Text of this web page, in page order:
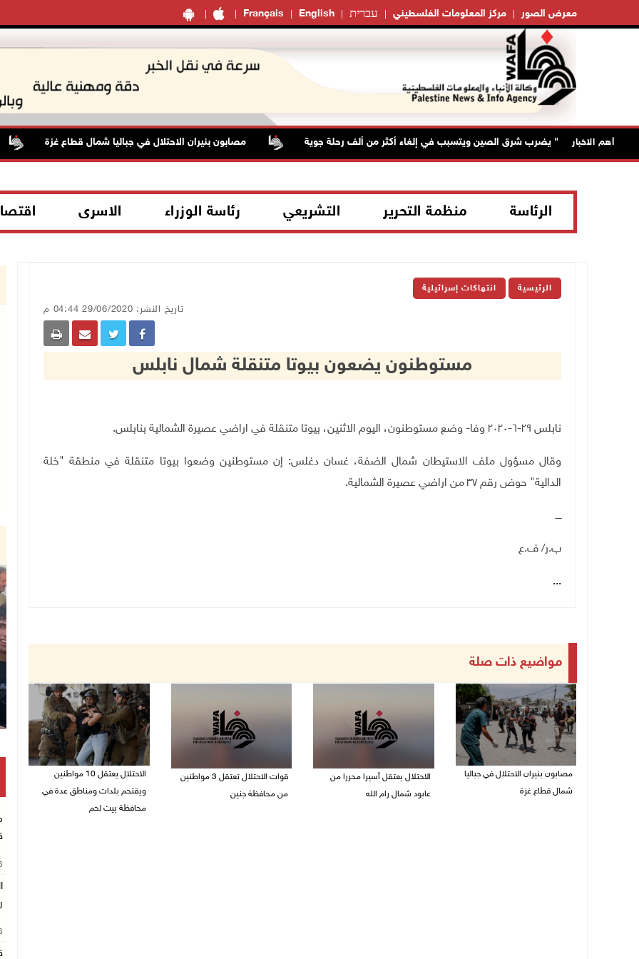
Français English עברית مركز المعلومات الفلسطيني معرض الصور
أهم الاخبار
إعصار "دولفين" يضرب شرق الصين ويتسبب في إلغاء أكثر من ألف رحلة جوية مصابون بنيران الاحتلال في جباليا شمال قطاع غزة
الرئاسة منظمة التحرير التشريعي رئاسة الوزراء الاسرى
الرئيسية انتهاكات إسرائيلية
تاريخ النشر: 29/06/2020 04:44 م
مستوطنون يضعون بيوتا متنقلة شمال نابلس
نابلس ٢٩-٦-٢٠٢٠ وفا- وضع مستوطنون، اليوم الاثنين، بيوتا متنقلة في اراضي عصيرة الشمالية بنابلس.
وقال مسؤول ملف الاستيطان شمال الضفة، غسان دغلس: إن مستوطنين وضعوا بيوتا متنقلة في منطقة "خلة
الدالية" حوض رقم ٣٧ من اراضي عصيرة الشمالية
.
ــــ
ب.ر/ ف.ع
...
مواضيع ذات صلة
مصابون بنيران الاحتلال في جباليا
شمال قطاع غزة
الاحتلال يعتقل أسيرا محررا من
عابود شمال رام الله
قوات الاحتلال تعتقل 3 مواطنين
من محافظة جنين
الاحتلال يعتقل 10 مواطنين
ويقتحم بلدات ومناطق عدة في
محافظة بيت لحم